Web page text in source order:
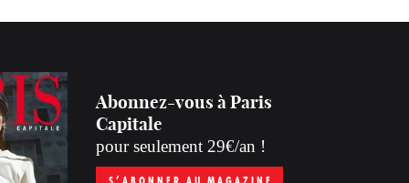
Abonnez-vous à Paris
Capitale
pour seulement 29€/an !